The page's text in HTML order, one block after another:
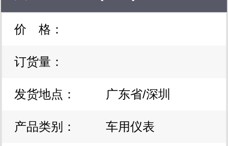
价 格：
订货量：
发货地点： 广东省/深圳
产品类别： 车用仪表